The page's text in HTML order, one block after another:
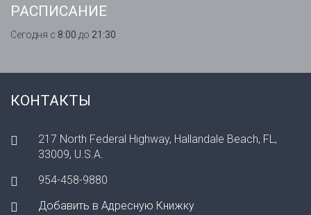
РАСПИСАНИЕ
Сегодня с 8:00 до 21:30
КОНТАКТЫ
217 North Federal Highway, Hallandale Beach, FL,
33009, U.S.A.
954-458-9880
Добавить в Адресную Книжку